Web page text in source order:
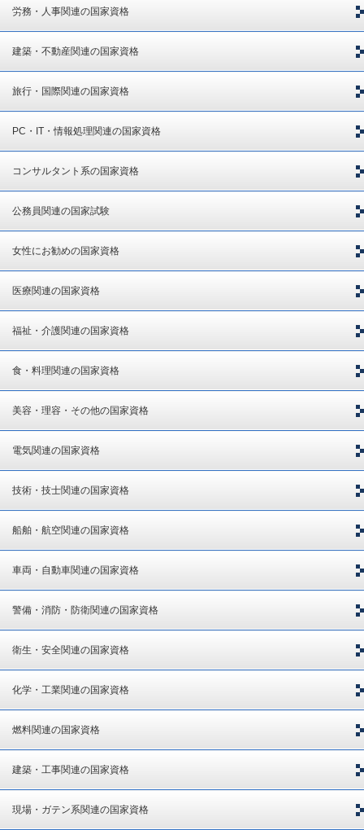
労務・人事関連の国家資格
建築・不動産関連の国家資格
旅行・国際関連の国家資格
PC・IT・情報処理関連の国家資格
コンサルタント系の国家資格
公務員関連の国家試験
女性にお勧めの国家資格
医療関連の国家資格
福祉・介護関連の国家資格
食・料理関連の国家資格
美容・理容・その他の国家資格
電気関連の国家資格
技術・技士関連の国家資格
船舶・航空関連の国家資格
車両・自動車関連の国家資格
警備・消防・防衛関連の国家資格
衛生・安全関連の国家資格
化学・工業関連の国家資格
燃料関連の国家資格
建築・工事関連の国家資格
現場・ガテン系関連の国家資格